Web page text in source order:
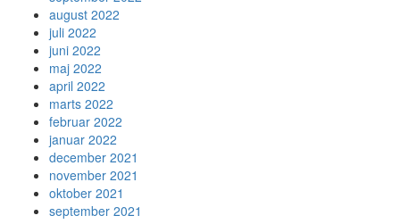
august 2022
juli 2022
juni 2022
maj 2022
april 2022
marts 2022
februar 2022
januar 2022
december 2021
november 2021
oktober 2021
september 2021